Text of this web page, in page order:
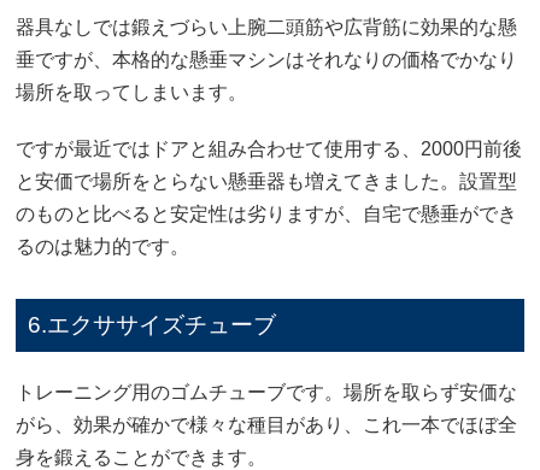
器具なしでは鍛えづらい上腕二頭筋や広背筋に効果的な懸
垂ですが、本格的な懸垂マシンはそれなりの価格でかなり
場所を取ってしまいます。
ですが最近ではドアと組み合わせて使用する、2000円前後
と安価で場所をとらない懸垂器も増えてきました。設置型
のものと比べると安定性は劣りますが、自宅で懸垂ができ
るのは魅力的です。
6.エクササイズチューブ
トレーニング用のゴムチューブです。場所を取らず安価な
がら、効果が確かで様々な種目があり、これ一本でほぼ全
身を鍛えることができます。